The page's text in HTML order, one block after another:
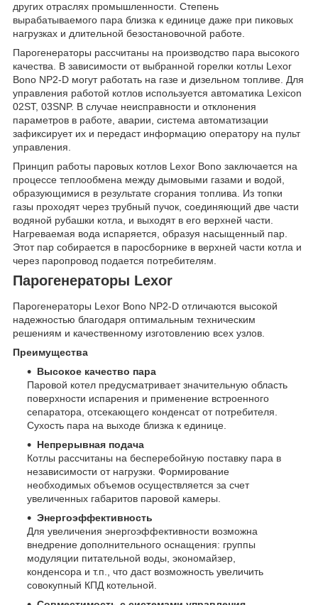
других отраслях промышленности. Степень
вырабатываемого пара близка к единице даже при пиковых
нагрузках и длительной безостановочной работе.
Парогенераторы рассчитаны на производство пара высокого
качества. В зависимости от выбранной горелки котлы Lexor
Bono NP2-D могут работать на газе и дизельном топливе. Для
управления работой котлов используется автоматика Lexicon
02ST, 03SNP. В случае неисправности и отклонения
параметров в работе, аварии, система автоматизации
зафиксирует их и передаст информацию оператору на пульт
управления.
Принцип работы паровых котлов Lexor Bono заключается на
процессе теплообмена между дымовыми газами и водой,
образующимися в результате сгорания топлива. Из топки
газы проходят через трубный пучок, соединяющий две части
водяной рубашки котла, и выходят в его верхней части.
Нагреваемая вода испаряется, образуя насыщенный пар.
Этот пар собирается в паросборнике в верхней части котла и
через паропровод подается потребителям.
Парогенераторы Lexor
Парогенераторы Lexor Bono NP2-D отличаются высокой
надежностью благодаря оптимальным техническим
решениям и качественному изготовлению всех узлов.
Преимущества
Высокое качество пара
Паровой котел предусматривает значительную область
поверхности испарения и применение встроенного
сепаратора, отсекающего конденсат от потребителя.
Сухость пара на выходе близка к единице.
Непрерывная подача
Котлы рассчитаны на бесперебойную поставку пара в
независимости от нагрузки. Формирование
необходимых объемов осуществляется за счет
увеличенных габаритов паровой камеры.
Энергоэффективность
Для увеличения энергоэффективности возможна
внедрение дополнительного оснащения: группы
модуляции питательной воды, экономайзер,
конденсора и т.п., что даст возможность увеличить
совокупный КПД котельной.